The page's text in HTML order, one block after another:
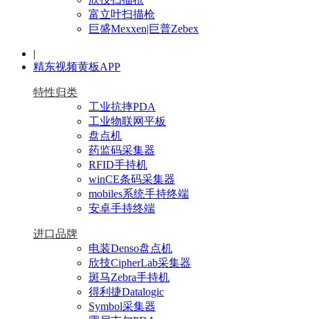
富立叶扫描枪
巨盛Mexxen|巨普Zebex
|
精东视频黄板APP
特性归类
工业抗摔PDA
工业物联网平板
盘点机
药监码采集器
RFID手持机
winCE条码采集器
mobiles系统手持终端
安卓手持终端
进口品牌
电装Denso盘点机
欣技CipherLab采集器
斑马Zebra手持机
得利捷Datalogic
Symbol采集器